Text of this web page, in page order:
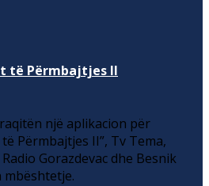
të Përmbajtjes II
një aplikacion për
Përmbajtjes II”, Tv Tema,
Gorazdevac dhe Besnik
mbështetje.